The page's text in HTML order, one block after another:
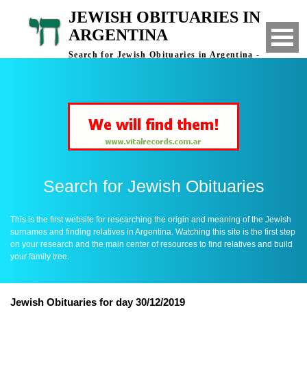
JEWISH OBITUARIES IN
ARGENTINA
Search for Jewish Obituaries in Argentina -
Search for Jewish Obituaries
This is the first website for researching the origin and meaning of the Jewish
surnames and finding relatives in Argentina. Watching this site is the first step
on your research and the main center of resources to find relatives and build
your family tree.
Jewish Obituaries for day 30/12/2019